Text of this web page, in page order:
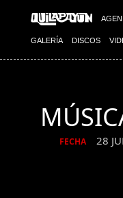
GALERÍA DISCOS
FECHA 28